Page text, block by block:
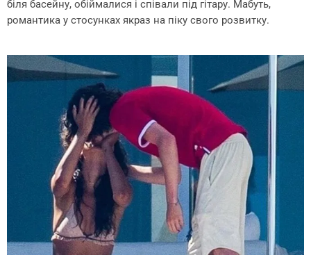
біля басейну, обіймалися і співали під гітару. Мабуть,
романтика у стосунках якраз на піку свого розвитку.